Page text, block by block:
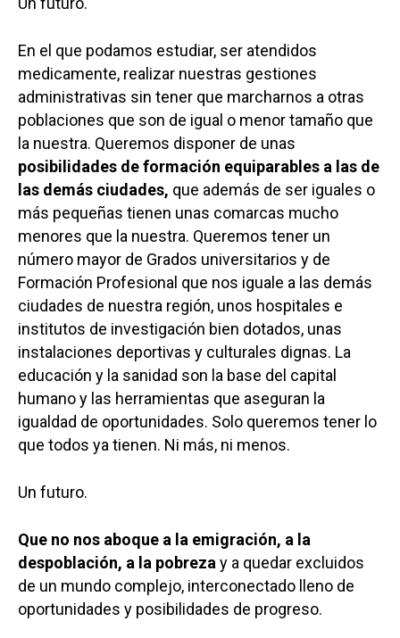
En el que podamos estudiar, ser atendidos
medicamente, realizar nuestras gestiones
administrativas sin tener que marcharnos a otras
poblaciones que son de igual o menor tamaño que
la nuestra. Queremos disponer de unas
posibilidades de formación equiparables a las de
las demás ciudades, que además de ser iguales o
más pequeñas tienen unas comarcas mucho
menores que la nuestra. Queremos tener un
número mayor de Grados universitarios y de
Formación Profesional que nos iguale a las demás
ciudades de nuestra región, unos hospitales e
institutos de investigación bien dotados, unas
instalaciones deportivas y culturales dignas. La
educación y la sanidad son la base del capital
humano y las herramientas que aseguran la
igualdad de oportunidades. Solo queremos tener lo
que todos ya tienen. Ni más, ni menos.
Un futuro.
Que no nos aboque a la emigración, a la
despoblación, a la pobrezay a quedar excluidos
de un mundo complejo, interconectado lleno de
oportunidades y posibilidades de progreso.
Toledo
Ciudad Real
Albacete
Cuenca
Guadalajara
Talavera
Sanidad
Economía
Educación
Cultura
Deportes
Sucesos
Medio Ambiente
Planeta Rural
Especiales
Política
Galerías